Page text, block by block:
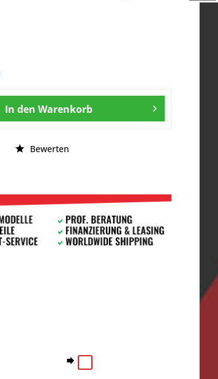
In den Warenkorb
Bewerten